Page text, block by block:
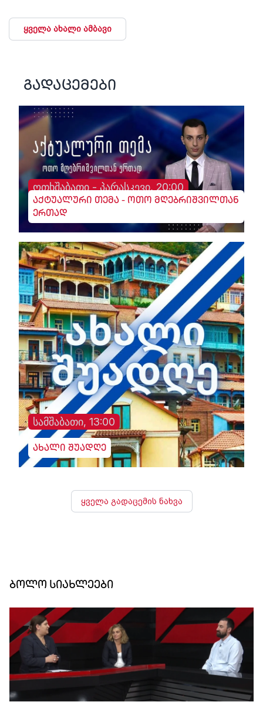
ყველა ახალი ამბავი
გადაცემები
ოთხშაბათი - პარასკევი, 20:00
აქტუალური თემა - ოთო მღებრიშვილთან
ერთად
სამშაბათი, 13:00
ახალი შუადღე
ყველა გადაცემის ნახვა
ბოლო სიახლეები